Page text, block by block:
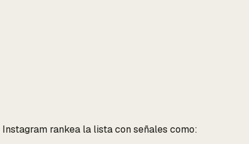
rankea la lista con señales como: